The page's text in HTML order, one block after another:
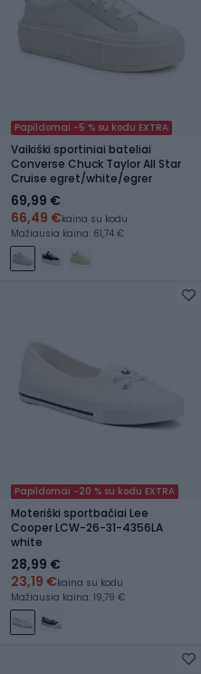
Papildomai -5 % su kodu EXTRA
Vaikiški sportiniai bateliai
Converse Chuck Taylor All Star
Cruise egret/white/egrer
69,99 €
66,49 €kaina su kodu
Mažiausia kaina: 61,74 €
Papildomai -20 % su kodu EXTRA
Moteriški sportbačiai Lee
Cooper LCW-26-31-4356LA
white
28,99 €
23,19 €kaina su kodu
Mažiausia kaina: 19,79 €